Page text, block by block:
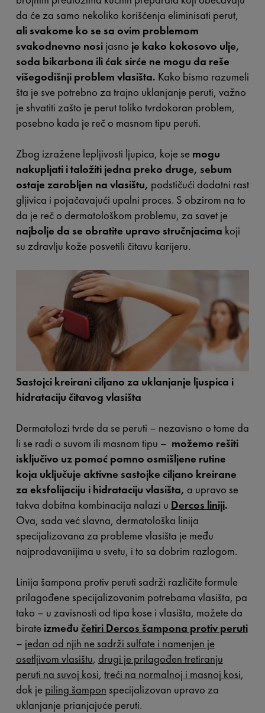
da će za samo nekoliko korišćenja eliminisati perut,
ali svakome ko se sa ovim problemom
svakodnevno nosijasno je kako kokosovo ulje,
soda bikarbona ili ćak sirće ne mogu da reše
višegodišnji problem vlasišta. Kako bismo razumeli
šta je sve potrebno za trajno uklanjanje peruti, važno
je shvatiti zašto je perut toliko tvrdokoran problem,
posebno kada je reč o masnom tipu peruti.
Zbog izražene lepljivosti ljupica, koje se mogu
nakupljati i taložiti jedna preko druge, sebum
ostaje zarobljen na vlasištu, podstičući dodatni rast
gljivica i pojačavajući upalni proces. S obzirom na to
da je reč o dermatološkom problemu, za savet je
najbolje da se obratite upravo stručnjacima koji
su zdravlju kože posvetili čitavu karijeru.
Sastojci kreirani ciljano za uklanjanje ljuspica i
hidrataciju čitavog vlasišta
Dermatolozi tvrde da se peruti – nezavisno o tome da
li se radi o suvom ili masnom tipu – možemo rešiti
isključivo uz pomoć pomno osmišljene rutine
koja uključuje aktivne sastojke ciljano kreirane
za eksfolijaciju i hidrataciju vlasišta, a upravo se
takva dobitna kombinacija nalazi u Dercos liniji.
Ova, sada već slavna, dermatološka linija
specijalizovana za probleme vlasišta je među
najprodavanijima u svetu, i to sa dobrim razlogom.
Linija šampona protiv peruti sadrži različite formule
prilagođene specijalizovanim potrebama vlasišta, pa
tako – u zavisnosti od tipa kose i vlasišta, možete da
birate između četiri Dercos šampona protiv peruti
– jedan od njih ne sadrži sulfate i namenjen je
osetljivom vlasištu, drugi je prilagođen tretiranju
peruti na suvoj kosi, treći na normalnoj i masnoj kosi,
dok je piling šampon specijalizovan upravo za
uklanjanje prianjajuće peruti.